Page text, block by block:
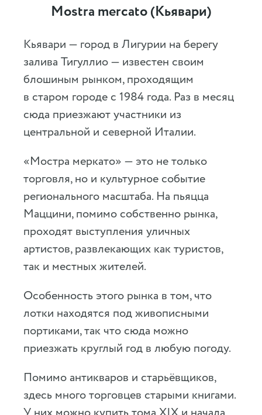
Mostra mercato (Кьявари)
Кьявари — город в Лигурии на берегу
залива Тигуллио — известен своим
блошиным рынком, проходящим
в старом городе с 1984 года. Раз в месяц
сюда приезжают участники из
центральной и северной Италии.
«Мостра меркато» — это не только
торговля, но и культурное событие
регионального масштаба. На пьяцца
Маццини, помимо собственно рынка,
проходят выступления уличных
артистов, развлекающих как туристов,
так и местных жителей.
Особенность этого рынка в том, что
лотки находятся под живописными
портиками, так что сюда можно
приезжать круглый год в любую погоду.
Помимо антикваров и старьёвщиков,
здесь много торговцев старыми книгами.